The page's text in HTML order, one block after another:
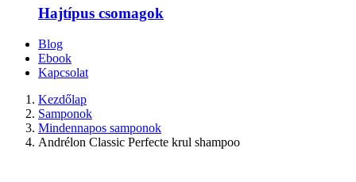
Hajtípus csomagok
Blog
Ebook
Kapcsolat
Kezdőlap
Samponok
Mindennapos samponok
Andrélon Classic Perfecte krul shampoo